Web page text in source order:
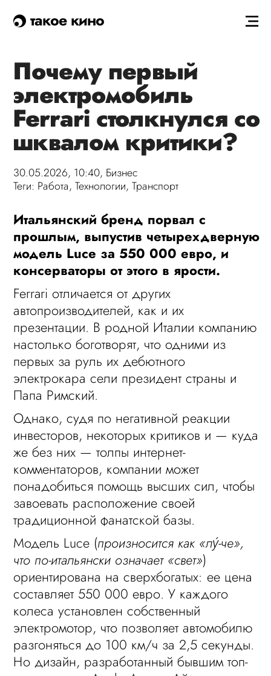
такое кино
Почему первый
электромобиль
Ferrari столкнулся со
шквалом критики?
30.05.2026, 10:40, Бизнес
Теги: Работа,Технологии,Транспорт
Итальянский бренд порвал с
прошлым, выпустив четырехдверную
модель Luce за 550 000 евро, и
консерваторы от этого в ярости.
Ferrari отличается от других
автопроизводителей, как и их
презентации. В родной Италии компанию
настолько боготворят, что одними из
первых за руль их дебютного
электрокара сели президент страны и
Папа Римский.
Однако, судя по негативной реакции
инвесторов, некоторых критиков и — куда
же без них — толпы интернет-
комментаторов, компании может
понадобиться помощь высших сил, чтобы
завоевать расположение своей
традиционной фанатской базы.
Модель Luce (произносится как «лу́-че»,
что по-итальянски означает «свет»)
ориентирована на сверхбогатых: ее цена
составляет 550 000 евро. У каждого
колеса установлен собственный
электромотор, что позволяет автомобилю
разгоняться до 100 км/ч за 2,5 секунды.
Но дизайн, разработанный бывшим топ-